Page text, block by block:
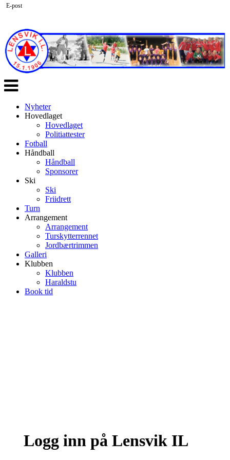
Veksle
navigasjon
Nyheter
Hovedlaget
Hovedlaget
Politiattester
Fotball
Håndball
Håndball
Sponsorer
Ski
Ski
Friidrett
Turn
Arrangement
Arrangement
Turskytterrennet
Jordbærtrimmen
Galleri
Klubben
Klubben
Haraldstu
Book tid
Logg inn på Lensvik IL
E-post